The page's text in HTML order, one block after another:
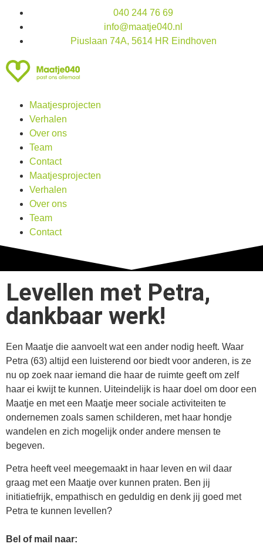
040 244 76 69
info@maatje040.nl
Piuslaan 74A, 5614 HR Eindhoven
Maatjesprojecten
Verhalen
Over ons
Team
Contact
Maatjesprojecten
Verhalen
Over ons
Team
Contact
Levellen met Petra,
dankbaar werk!
Een Maatje die aanvoelt wat een ander nodig heeft. Waar
Petra (63) altijd een luisterend oor biedt voor anderen, is ze
nu op zoek naar iemand die haar de ruimte geeft om zelf
haar ei kwijt te kunnen. Uiteindelijk is haar doel om door een
Maatje en met een Maatje meer sociale activiteiten te
ondernemen zoals samen schilderen, met haar hondje
wandelen en zich mogelijk onder andere mensen te
begeven.
Petra heeft veel meegemaakt in haar leven en wil daar
graag met een Maatje over kunnen praten. Ben jij
initiatiefrijk, empathisch en geduldig en denk jij goed met
Petra te kunnen levellen?
Bel of mail naar: